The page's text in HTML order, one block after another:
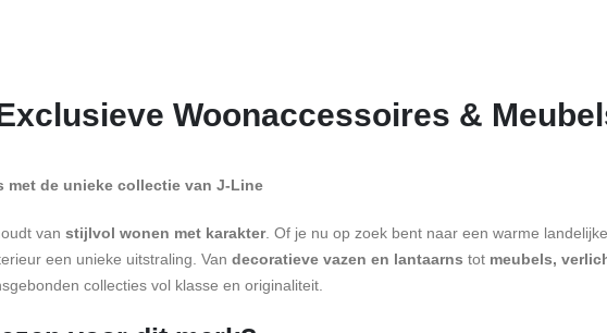
Woonaccessoires &
met de unieke collectie van J-Line
van stijlvol wonen met karakter. Of je nu op zoek bent naar een warme
een unieke uitstraling. Van decoratieve vazen en lantaarns tot meubels,
collecties vol klasse en originaliteit.